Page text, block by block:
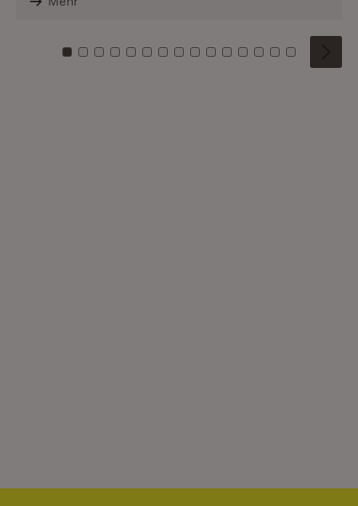
Zu Kachel: 0
Zu Kachel: 1
Zu Kachel: 2
Zu Kachel: 3
Zu Kachel: 4
Zu Kachel: 5
Zu Kachel: 6
Zu Kachel: 7
Zu Kachel: 8
Zu Kachel: 9
Zu Kachel: 10
Zu Kachel: 11
Zu Kachel: 12
Zu Kachel:
Zu